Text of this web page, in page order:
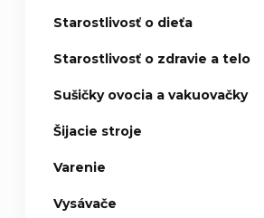
Starostlivosť o dieťa
Starostlivosť o zdravie a telo
Sušičky ovocia a vakuovačky
Šijacie stroje
Varenie
Vysávače